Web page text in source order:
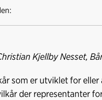
Kjellby Nesset,
som er utviklet for
der representanter